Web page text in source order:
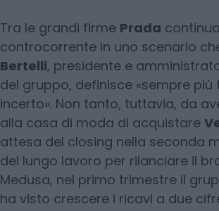
Tra le grandi firme Prada
controcorrente in uno scenario
Bertelli, presidente e
del gruppo, definisce «sempre
incerto». Non tanto, tuttavia, da
alla casa di moda di acquistare
attesa del closing nella seconda
del lungo lavoro per rilanciare il
Medusa, nel primo trimestre il
ha visto crescere i ricavi a due